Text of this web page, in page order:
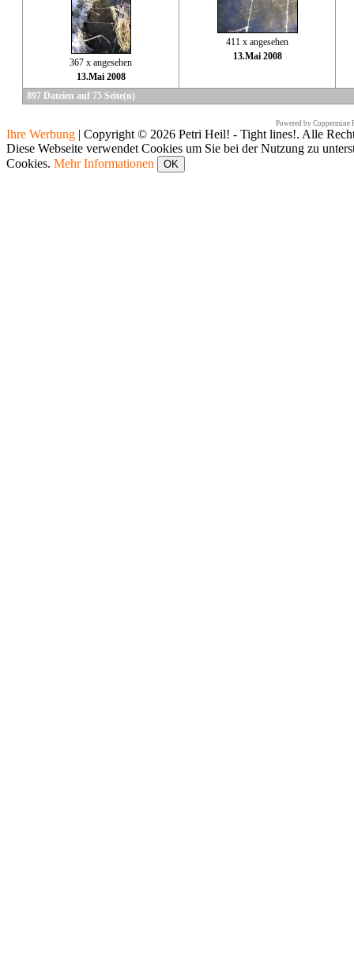
367 x angesehen
13.Mai 2008
411 x angesehen
13.Mai 2008
897 Dateien auf 75 Seite(n)
Powered by Coppermine
Ihre Werbung | Copyright © 2026 Petri Heil! - Tight lines!. Alle
Diese Webseite verwendet Cookies um Sie bei der Nutzung zu
Cookies. Mehr Informationen OK